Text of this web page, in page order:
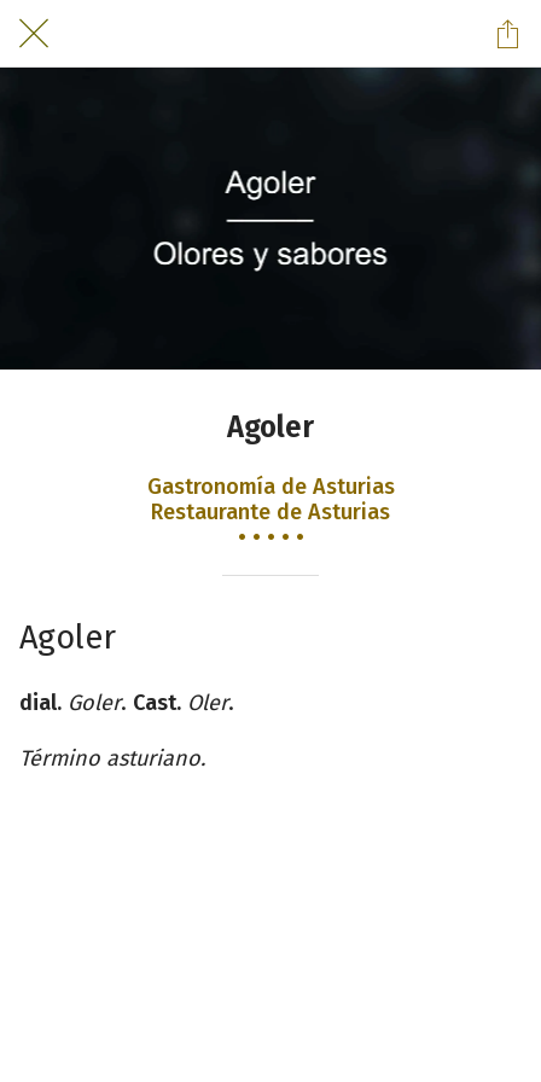
Agoler
Gastronomía de Asturias
Restaurante de Asturias
• • • • •
Agoler
dial. Goler. Cast. Oler.
Término asturiano.